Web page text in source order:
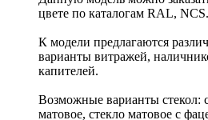
цвете по каталогам RAL, NCS.
К модели предлагаются
варианты витражей,
капителей.
Возможные варианты стекол:
матовое, стекло матовое с